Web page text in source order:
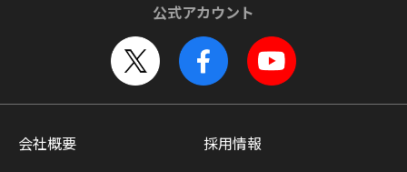
公式アカウント
会社概要
採用情報